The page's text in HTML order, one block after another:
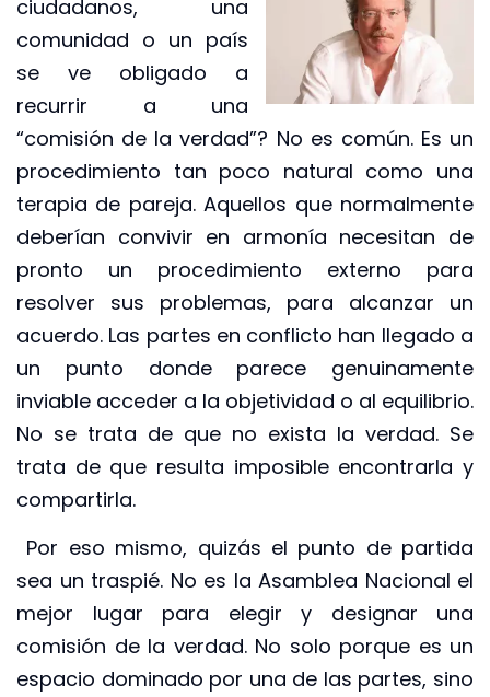
ciudadanos, una
comunidad o un país
se ve obligado a
recurrir a una
“comisión de la verdad”? No es común. Es un
procedimiento tan poco natural como una
terapia de pareja. Aquellos que normalmente
deberían convivir en armonía necesitan de
pronto un procedimiento externo para
resolver sus problemas, para alcanzar un
acuerdo. Las partes en conflicto han llegado a
un punto donde parece genuinamente
inviable acceder a la objetividad o al equilibrio.
No se trata de que no exista la verdad. Se
trata de que resulta imposible encontrarla y
compartirla.
Por eso mismo, quizás el punto de partida
sea un traspié. No es la Asamblea Nacional el
mejor lugar para elegir y designar una
comisión de la verdad. No solo porque es un
espacio dominado por una de las partes, sino